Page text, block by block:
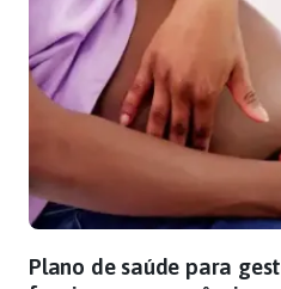
Plano de saúde para